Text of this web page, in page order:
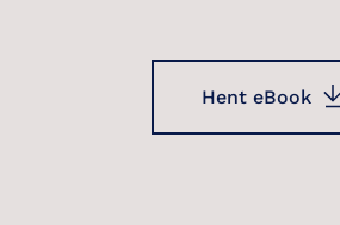
Hent eBook